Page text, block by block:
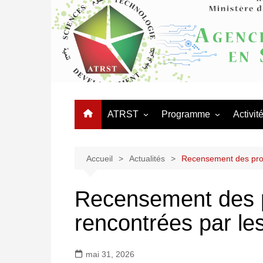
ATRST
Organigramme
Conseil d’orientation
Conseil scientifique
Programme
Programmes Nationaux
Procédures des équipes
mixtes
Accueil Actualités Recensement des
Recensement
rencontrées par
mai 31, 2026